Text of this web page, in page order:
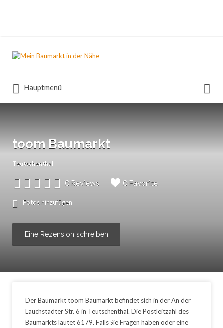
nach:
Hauptmenü
nach:
toom Baumarkt
Teutschenthal
0 Reviews 0 Favorite
Fotos hinzufügen
Eine Rezension schreiben
Der Baumarkt toom Baumarkt befindet sich in der An der
Lauchstädter Str. 6 in Teutschenthal. Die Postleitzahl des
Baumarkts lautet 6179. Falls Sie Fragen haben oder eine